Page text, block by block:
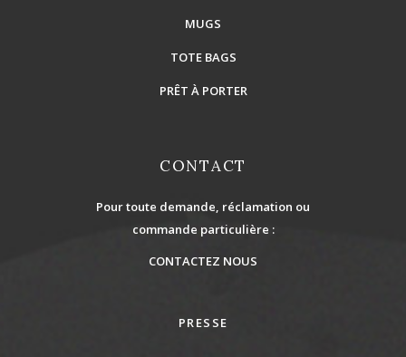
MUGS
TOTE BAGS
PRÊT À PORTER
CONTACT
Pour toute demande, réclamation ou
commande particulière :
CONTACTEZ NOUS
PRESSE